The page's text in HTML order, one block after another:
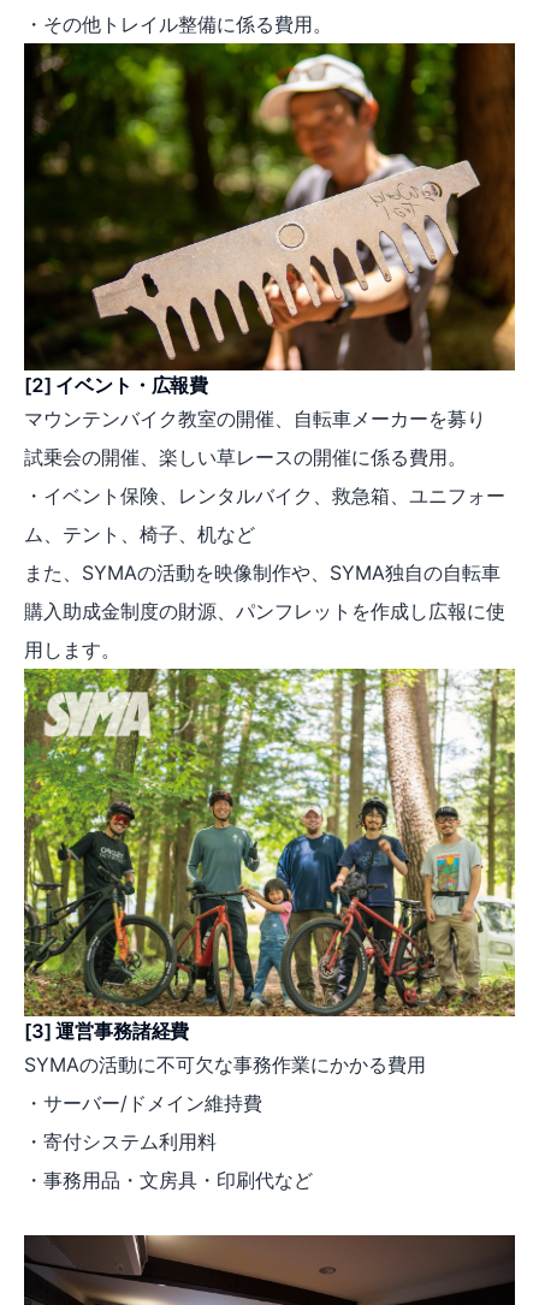
・その他トレイル整備に係る費用。​
​[2] イベント・広報費
マウンテンバイク教室の開催、自転車メーカーを募り
試乗会の開催、楽しい草レースの開催に係る費用。
・イベント保険、レンタルバイク、救急箱、ユニフォー
ム、テント、椅子、机など
また、SYMAの活動を映像制作や、SYMA独自の自転車
購入助成金制度の財源、パンフレットを作成し広報に使
用します。
[3] 運営事務諸経費
SYMAの活動に不可欠な事務作業にかかる費用
・サーバー/ドメイン維持費
・寄付システム利用料
・事務用品・文房具・印刷代​など​